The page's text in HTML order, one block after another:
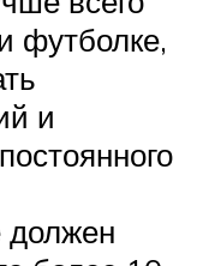
футболке,
и
должен